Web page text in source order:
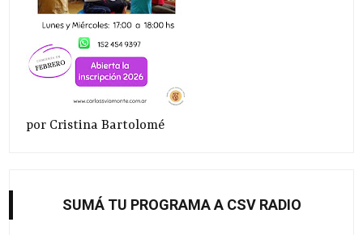
por Cristina Bartolomé
SUMÁ TU PROGRAMA A CSV RADIO